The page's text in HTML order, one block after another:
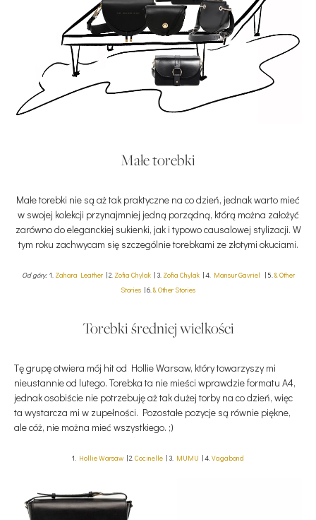
Małe torebki
Małe torebki nie są aż tak praktyczne na co dzień, jednak warto mieć
w swojej kolekcji przynajmniej jedną porządną, którą można założyć
zarówno do eleganckiej sukienki, jak i typowo causalowej stylizacji. W
tym roku zachwycam się szczególnie torebkami ze złotymi okuciami.
Od góry:1. Zahara Leather| 2. Zofia Chylak| 3. Zofia Chylak| 4. Mansur Gavriel | 5.& Other
Stories | 6.& Other Stories
Torebki średniej wielkości
Tę grupę otwiera mój hit od Hollie Warsaw, który towarzyszy mi
nieustannie od lutego. Torebka ta nie mieści wprawdzie formatu A4,
jednak osobiście nie potrzebuję aż tak dużej torby na co dzień, więc
ta wystarcza mi w zupełności. Pozostałe pozycje są równie piękne,
ale cóż, nie można mieć wszystkiego. ;)
1. Hollie Warsaw | 2.Cocinelle | 3. MUMU | 4.Vagabond